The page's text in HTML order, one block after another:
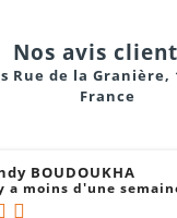
Nos avis
Rue de la Granière,
France
BOUDOUKHA
a moins d'une